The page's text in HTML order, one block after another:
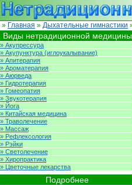
» Главная » Дыхательные гимнастики
Виды нетрадиционной медицины
» Акупрессура
» Акупунктура (иглоукалывание)
» Апитерапия
» Ароматерапия
» Аюрведа
» Гидротерапия
» Гомеопатия
» Звукотерапия
» Йога
» Китайская медицина
» Траволечение
» Массаж
» Рефлексология
» Рэйки
» Светолечение
» Хиропрактика
» Цветочные лекарства
Подробнее